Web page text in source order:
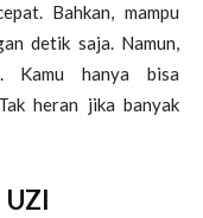
Bahkan, mampu
detik saja. Namun,
Kamu hanya bisa
heran jika banyak
UZI